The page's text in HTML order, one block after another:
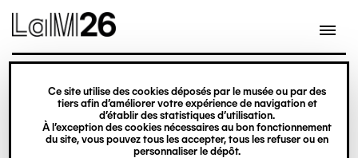
Gestion des cookies
Ce site utilise des cookies déposés par le musée ou par des
tiers afin d’améliorer votre expérience de navigation et
d’établir des statistiques d’utilisation.
À l’exception des cookies nécessaires au bon fonctionnement
du site, vous pouvez tous les accepter, tous les refuser ou en
personnaliser le dépôt.
contenu